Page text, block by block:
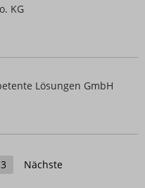
KG
Lösungen GmbH
3 Nächste